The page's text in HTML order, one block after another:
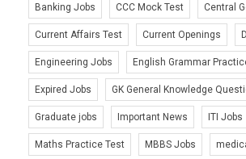
Banking Jobs CCC Mock Test Central
Current Affairs Test Current Openings
Engineering Jobs English Grammar
Expired Jobs GK General Knowledge
Graduate jobs Important News ITI Jobs
Maths Practice Test MBBS Jobs